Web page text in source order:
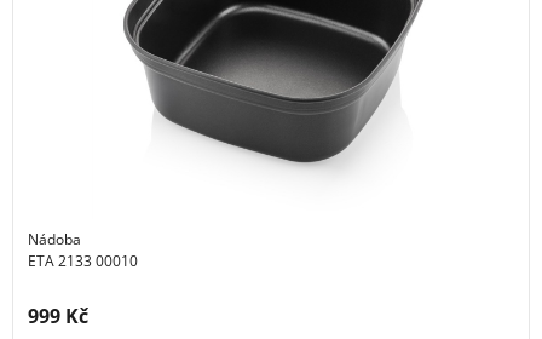
Nádoba
ETA 2133 00010
Cena s DPH:
999 Kč